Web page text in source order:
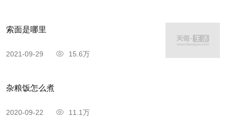
索面是哪里
2021-09-29 15.6万
杂粮饭怎么煮
2020-09-22 11.1万